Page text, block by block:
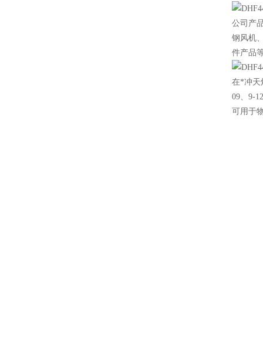
公司产
钢风机
件产品
在*冲天
09、9-
可用于